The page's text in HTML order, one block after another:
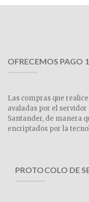
OFRECEMOS PAGO
Las compras que
avaladas por el
Santander, de manera
encriptados por la
PROTOCOLO DE